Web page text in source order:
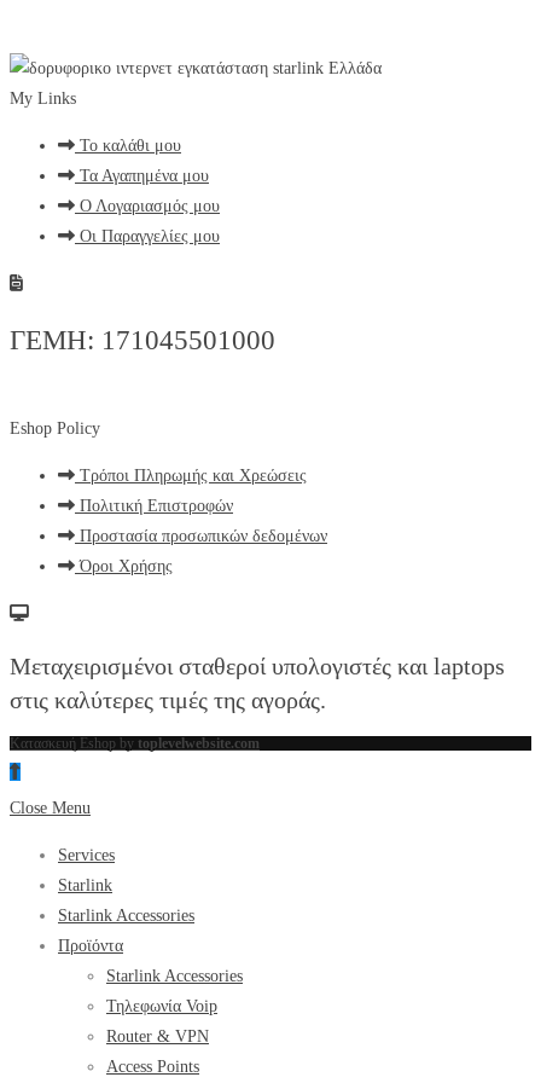
My Links
Το καλάθι μου
Τα Αγαπημένα μου
Ο Λογαριασμός μου
Οι Παραγγελίες μου
ΓΕΜΗ: 171045501000
Eshop Policy
Τρόποι Πληρωμής και Χρεώσεις
Πολιτική Επιστροφών
Προστασία προσωπικών δεδομένων
Όροι Χρήσης
Μεταχειρισμένοι σταθεροί υπολογιστές και laptops
στις καλύτερες τιμές της αγοράς.
Κατασκευή Eshop by toplevelwebsite.com
Close Menu
Services
Starlink
Starlink Accessories
Προϊόντα
Starlink Accessories
Τηλεφωνία Voip
Router & VPN
Access Points